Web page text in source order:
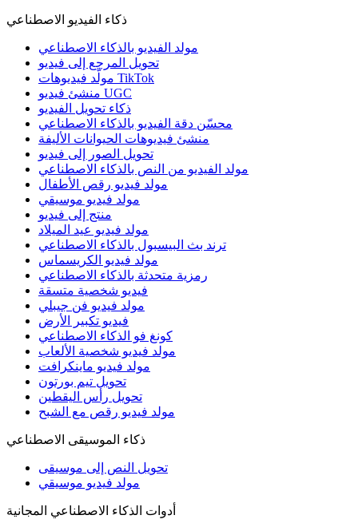
ذكاء الفيديو الاصطناعي
مولد الفيديو بالذكاء الاصطناعي
تحويل المرجع إلى فيديو
مولّد فيديوهات TikTok
منشئ فيديو UGC
ذكاء تحويل الفيديو
محسّن دقة الفيديو بالذكاء الاصطناعي
منشئ فيديوهات الحيوانات الأليفة
تحويل الصور إلى فيديو
مولد الفيديو من النص بالذكاء الاصطناعي
مولد فيديو رقص الأطفال
مولد فيديو موسيقي
منتج إلى فيديو
مولد فيديو عيد الميلاد
ترند بث البيسبول بالذكاء الاصطناعي
مولد فيديو الكريسماس
رمزية متحدثة بالذكاء الاصطناعي
فيديو شخصية متسقة
مولد فيديو فن جيبلي
فيديو تكبير الأرض
كونغ فو الذكاء الاصطناعي
مولد فيديو شخصية الألعاب
مولد فيديو ماينكرافت
تحويل تيم بورتون
تحويل رأس اليقطين
مولد فيديو رقص مع الشبح
ذكاء الموسيقى الاصطناعي
تحويل النص إلى موسيقى
مولد فيديو موسيقي
أدوات الذكاء الاصطناعي المجانية